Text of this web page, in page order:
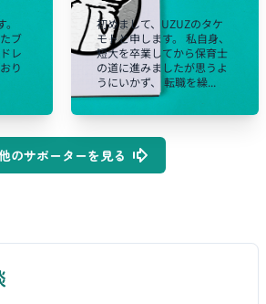
ブ
レ
り
初めまして、UZUZのタケ
モトと申します。 私自身、
短大を卒業してから保育士
の道に進みましたが思うよ
うにいかず、 転職を繰...
のサポーターを見る